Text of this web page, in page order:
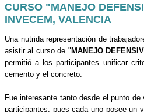
CURSO "MANEJO
INVECEM, VALENCIA
Una nutrida representación de
asistir al curso de "MANEJO
permitió a los participantes unificar
cemento y el concreto.
Fue interesante tanto desde el punto
participantes, pues cada uno posee un